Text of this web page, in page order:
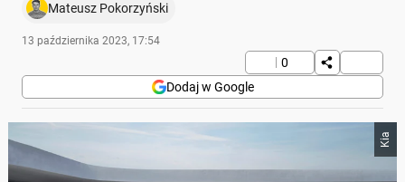
Mateusz Pokorzyński
13 października 2023, 17:54
0
Dodaj w Google
Kia